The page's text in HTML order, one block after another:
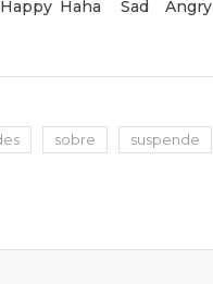
Happy Haha Sad Angry
sobre suspende